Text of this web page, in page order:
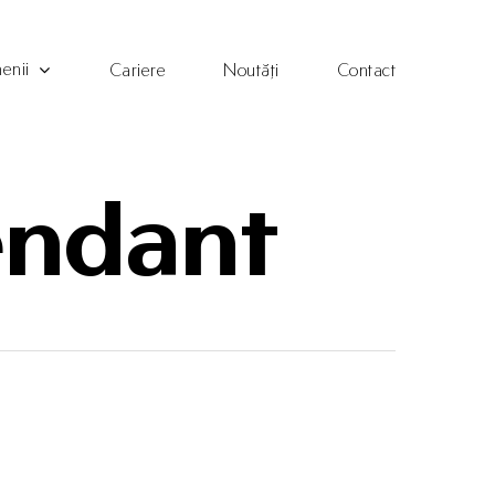
Cariere Noutăți Contact